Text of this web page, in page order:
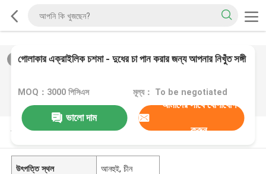
/0
গোলাকার এক্রাইলিক চশমা - দুধের চা পান করার জন্য আপনার নিখুঁত সঙ্গী
MOQ：3000 পিসিএস মূল্য： To be negotiated
ভালো দাম
আমাদের সাথে যোগাযোগ
করুন
পণ্যের বর্ণনা
উৎপত্তি স্থল আনহুই, চীন